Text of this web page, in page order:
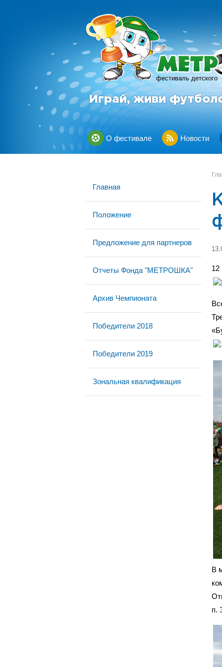
фестиваль детского
Играй, живи
О фестивале Новости
Главная
Положение
Предложение для партнеров
Отчеты Фонда "МЕТРОШКА"
Архив Чемпионата
Победители 2018
Победители 2019
Зональная квалификация
12
В
п.